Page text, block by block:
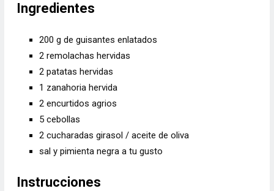
Ingredientes
200g deguisantes enlatados
2remolachashervidas
2patatashervidas
1 zanahoriahervida
2encurtidos agrios
5cebollas
2cucharadasgirasol / aceite de oliva
sal y pimienta negraa tu gusto
Instrucciones